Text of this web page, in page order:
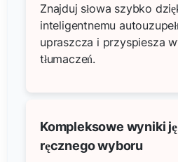
Znajduj słowa szybko
inteligentnemu
upraszcza i przyspiesza
tłumaczeń.
Kompleksowe wyniki
ręcznego wyboru